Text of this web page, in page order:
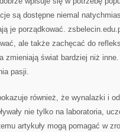
są dostępne niemal
je porządkować.
ale także zachęcać do
zmieniają świat bardziej niż
pasji.
również, że wynalazki i
nie tylko na laboratoria,
artykuły mogą pomagać w